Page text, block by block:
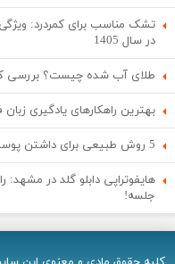
تشک مناسب برای کمردرد:
در سال 1405
طلای آب شده چیست؟ بررسی
بهترین راهکارهای یادگیری
5 روش طبیعی برای داشتن پوست صاف و شفاف
هایفوتراپی دابلو گلد در
جلسه!